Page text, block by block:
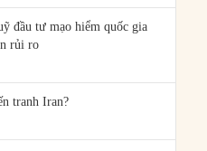
đầu tư mạo hiểm quốc gia
rủi ro
tranh Iran?